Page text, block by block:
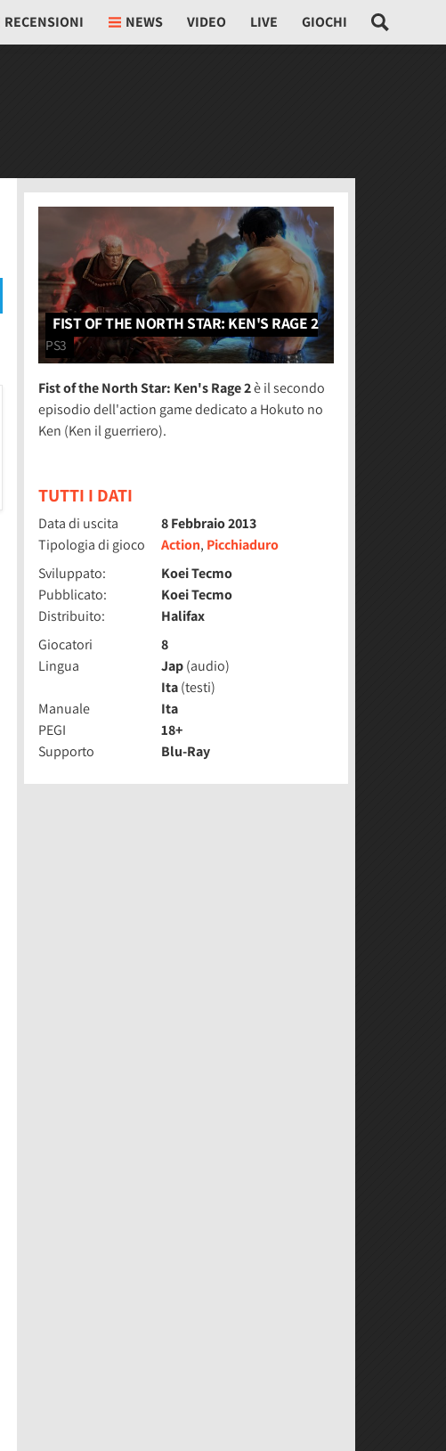
RECENSIONI NEWS VIDEO LIVE GIOCHI
FIST OF THE NORTH STAR: KEN'S RAGE 2
PS3
Fist of the North Star: Ken's Rage 2è il secondo
episodio dell'action game dedicato a Hokuto no
Ken (Ken il guerriero).
TUTTI I DATI
Data di uscita
8 Febbraio 2013
Tipologia di gioco
Action, Picchiaduro
Sviluppato:
Koei Tecmo
Pubblicato:
Koei Tecmo
Distribuito:
Halifax
Giocatori
8
Lingua
Jap(audio)
Ita(testi)
Manuale
Ita
PEGI
18+
Supporto
Blu-Ray